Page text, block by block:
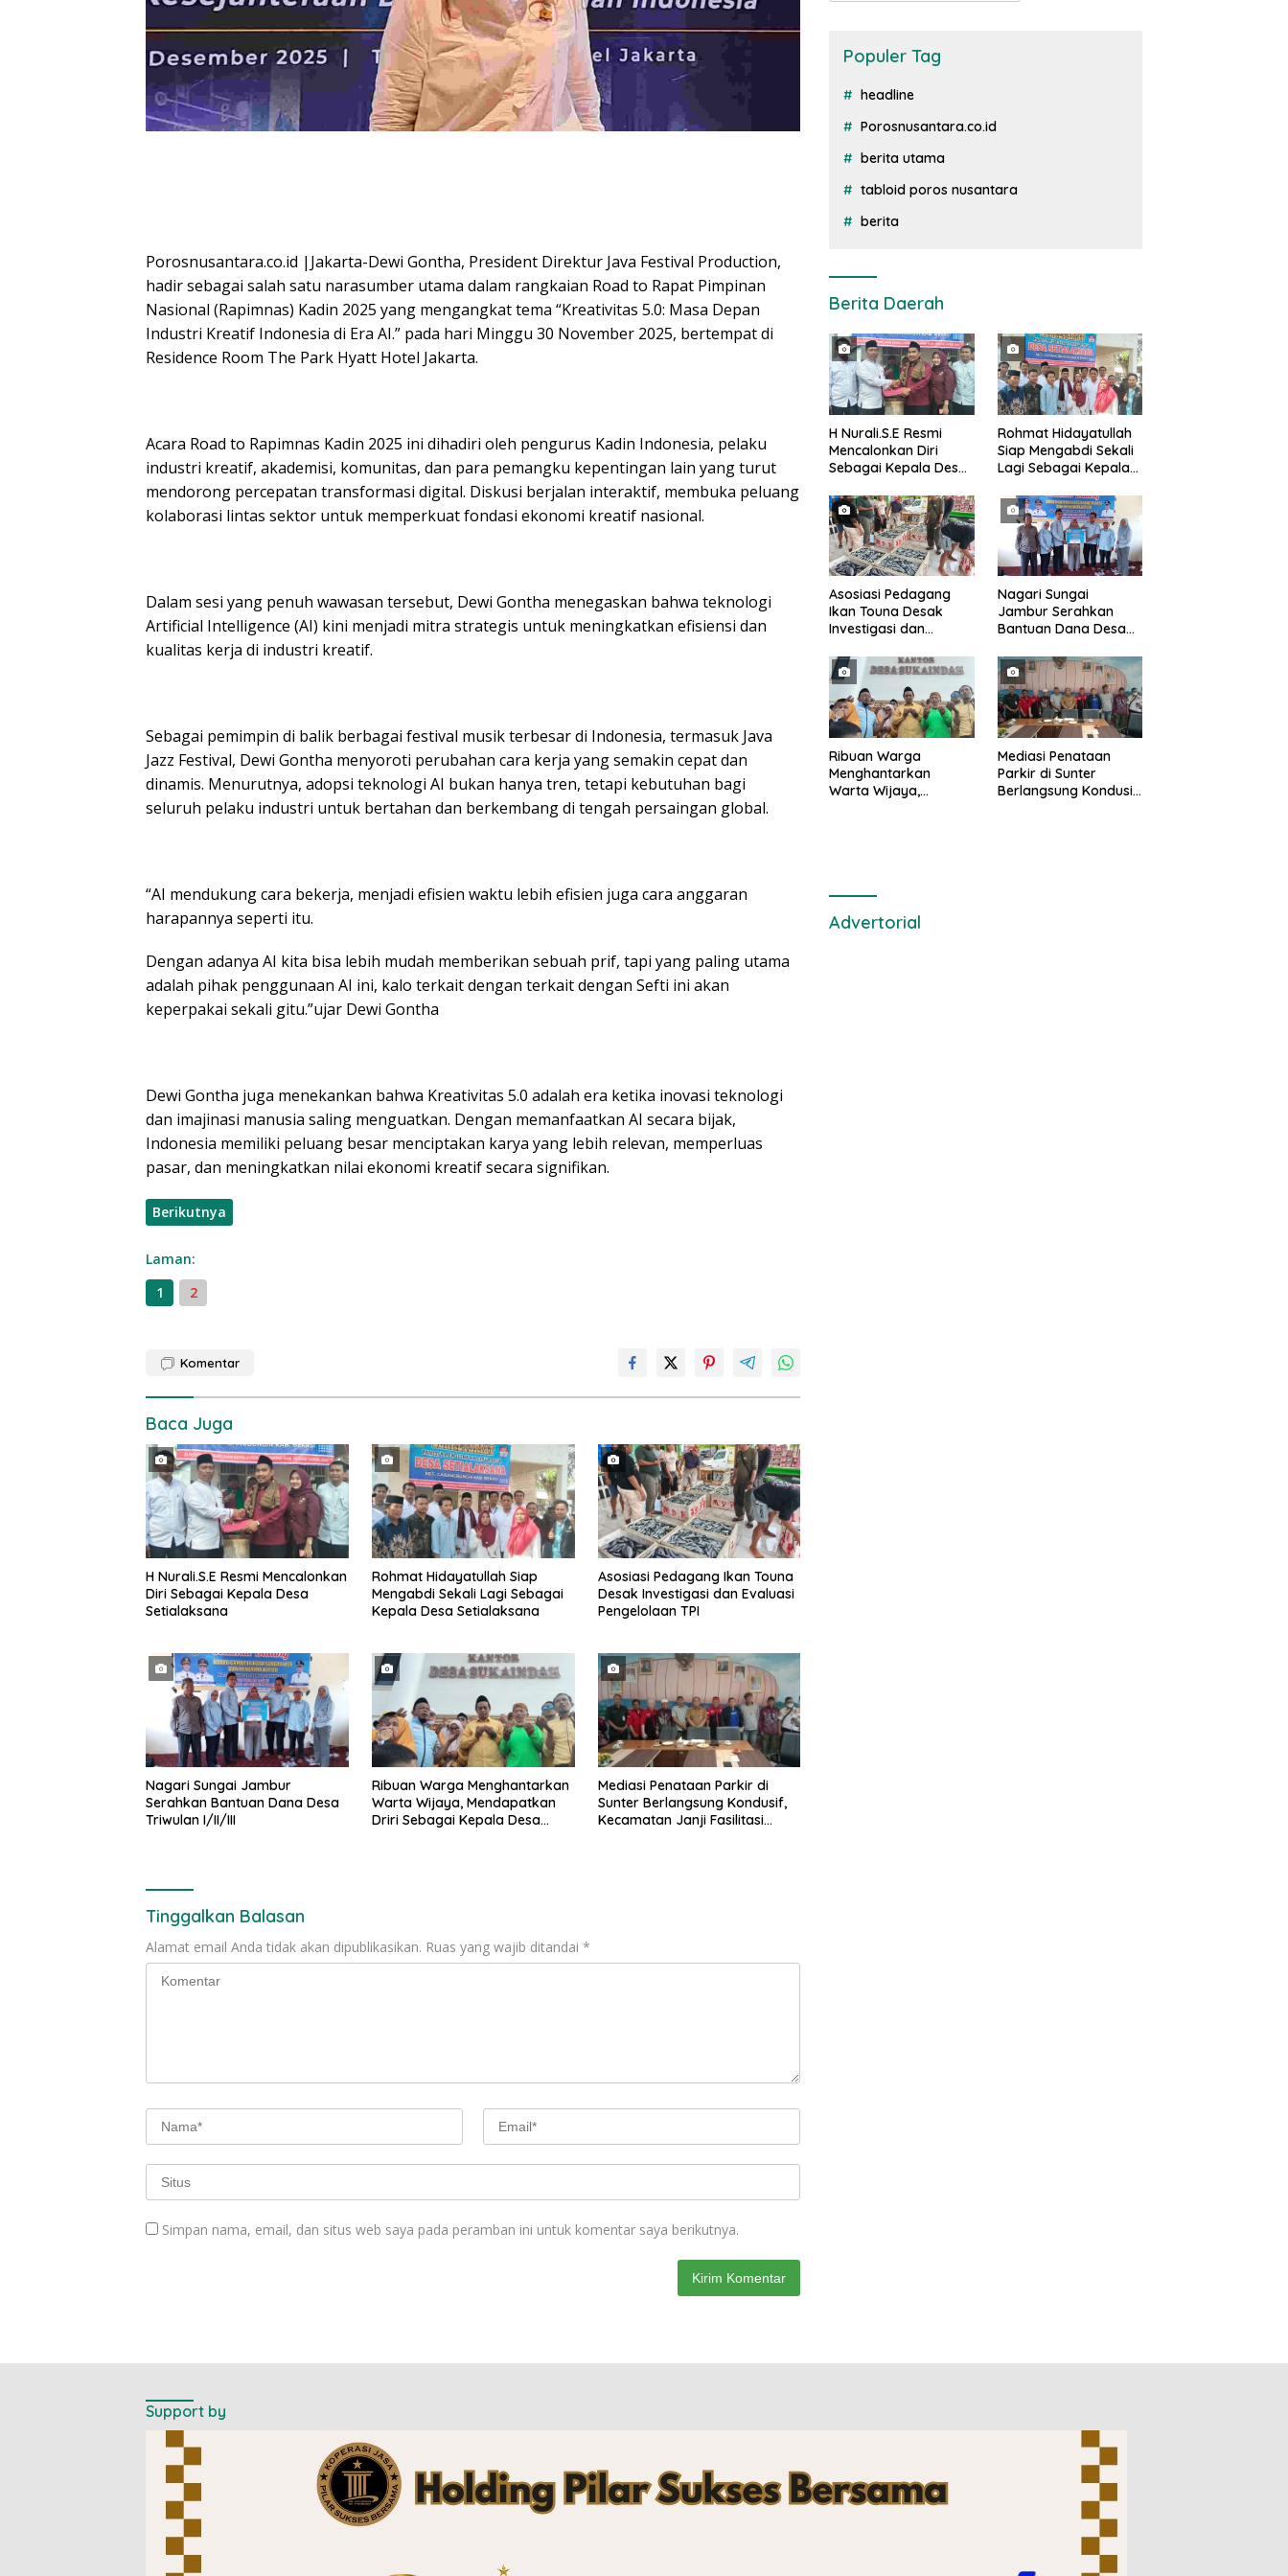
Porosnusantara.co.id |Jakarta-Dewi Gontha, President Direktur Java Festival Production,
hadir sebagai salah satu narasumber utama dalam rangkaian Road to Rapat Pimpinan
Nasional (Rapimnas) Kadin 2025 yang mengangkat tema “Kreativitas 5.0: Masa Depan
Industri Kreatif Indonesia di Era AI.” pada hari Minggu 30 November 2025, bertempat di
Residence Room The Park Hyatt Hotel Jakarta.
Acara Road to Rapimnas Kadin 2025 ini dihadiri oleh pengurus Kadin Indonesia, pelaku
industri kreatif, akademisi, komunitas, dan para pemangku kepentingan lain yang turut
mendorong percepatan transformasi digital. Diskusi berjalan interaktif, membuka peluang
kolaborasi lintas sektor untuk memperkuat fondasi ekonomi kreatif nasional.
Dalam sesi yang penuh wawasan tersebut, Dewi Gontha menegaskan bahwa teknologi
Artificial Intelligence (AI) kini menjadi mitra strategis untuk meningkatkan efisiensi dan
kualitas kerja di industri kreatif.
Sebagai pemimpin di balik berbagai festival musik terbesar di Indonesia, termasuk Java
Jazz Festival, Dewi Gontha menyoroti perubahan cara kerja yang semakin cepat dan
dinamis. Menurutnya, adopsi teknologi AI bukan hanya tren, tetapi kebutuhan bagi
seluruh pelaku industri untuk bertahan dan berkembang di tengah persaingan global.
“AI mendukung cara bekerja, menjadi efisien waktu lebih efisien juga cara anggaran
harapannya seperti itu.
Dengan adanya AI kita bisa lebih mudah memberikan sebuah prif, tapi yang paling utama
adalah pihak penggunaan AI ini, kalo terkait dengan terkait dengan Sefti ini akan
keperpakai sekali gitu.”ujar Dewi Gontha
Dewi Gontha juga menekankan bahwa Kreativitas 5.0 adalah era ketika inovasi teknologi
dan imajinasi manusia saling menguatkan. Dengan memanfaatkan AI secara bijak,
Indonesia memiliki peluang besar menciptakan karya yang lebih relevan, memperluas
pasar, dan meningkatkan nilai ekonomi kreatif secara signifikan.
Berikutnya
Laman:
1
2
Komentar
Baca Juga
H Nurali.S.E Resmi Mencalonkan
Diri Sebagai Kepala Desa
Setialaksana
Rohmat Hidayatullah Siap
Mengabdi Sekali Lagi Sebagai
Kepala Desa Setialaksana
Asosiasi Pedagang Ikan Touna
Desak Investigasi dan Evaluasi
Pengelolaan TPI
Nagari Sungai Jambur
Serahkan Bantuan Dana Desa
Triwulan I/II/III
Ribuan Warga Menghantarkan
Warta Wijaya, Mendapatkan
Driri Sebagai Kepala Desa
Mediasi Penataan Parkir di
Sunter Berlangsung Kondusif,
Kecamatan Janji Fasilitasi
Tinggalkan Balasan
Alamat email Anda tidak akan dipublikasikan. Ruas yang wajib ditandai *
Simpan nama, email, dan situs web saya pada peramban ini untuk komentar saya berikutnya.
Populer Tag
headline
Porosnusantara.co.id
berita utama
tabloid poros nusantara
berita
Berita Daerah
H Nurali.S.E Resmi
Mencalonkan Diri
Sebagai Kepala Desa
Rohmat Hidayatullah
Siap Mengabdi Sekali
Lagi Sebagai Kepala
Asosiasi Pedagang
Ikan Touna Desak
Investigasi dan
TPI
Nagari Sungai
Jambur Serahkan
Bantuan Dana Desa
Ribuan Warga
Menghantarkan
Warta Wijaya,
Mediasi Penataan
Parkir di Sunter
Berlangsung Kondusif,
Advertorial
Support by